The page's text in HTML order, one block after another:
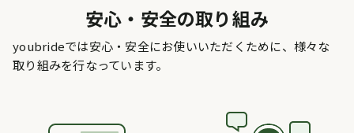
安心・安全の取り組み
youbrideでは安心・安全にお使いいただくために、様々な
取り組みを行なっています。